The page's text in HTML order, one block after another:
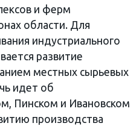
и ферм
области. Для
индустриального
развитие
местных сырьевых
идет об
Пинском и Ивановском
производства